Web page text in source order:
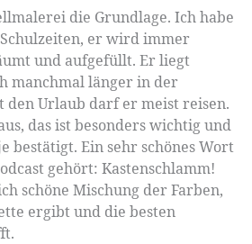
die Grundlage. Ich habe
er wird immer
und aufgefüllt. Er liegt
manchmal länger in der
den Urlaub darf er meist reisen.
das ist besonders wichtig und
bestätigt. Ein sehr schönes Wort
gehört: Kastenschlamm!
schöne Mischung der Farben,
ergibt und die besten